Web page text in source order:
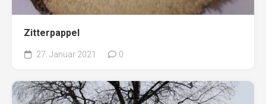
Zitterpappel
27. Januar 2021 0